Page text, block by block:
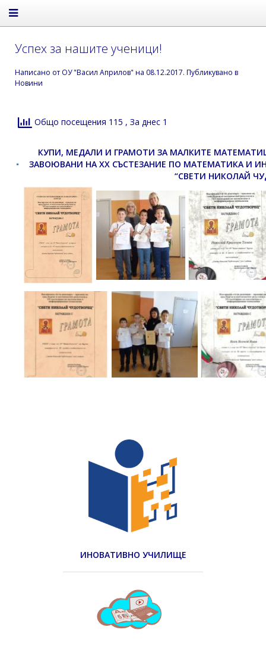
Успех за нашите ученици!
Написано от ОУ "Васил Априлов" на 08.12.2017. Публикувано в
Новини
Общо посещения 115 , За днес 1
КУПИ, МЕДАЛИ И ГРАМОТИ ЗА МАЛКИТЕ
ЗАВОЮВАНИ НА XX СЪСТЕЗАНИЕ ПО МАТЕМАТИКА И
“СВЕТИ НИКОЛАЙ
ИНОВАТИВНО УЧИЛИЩЕ